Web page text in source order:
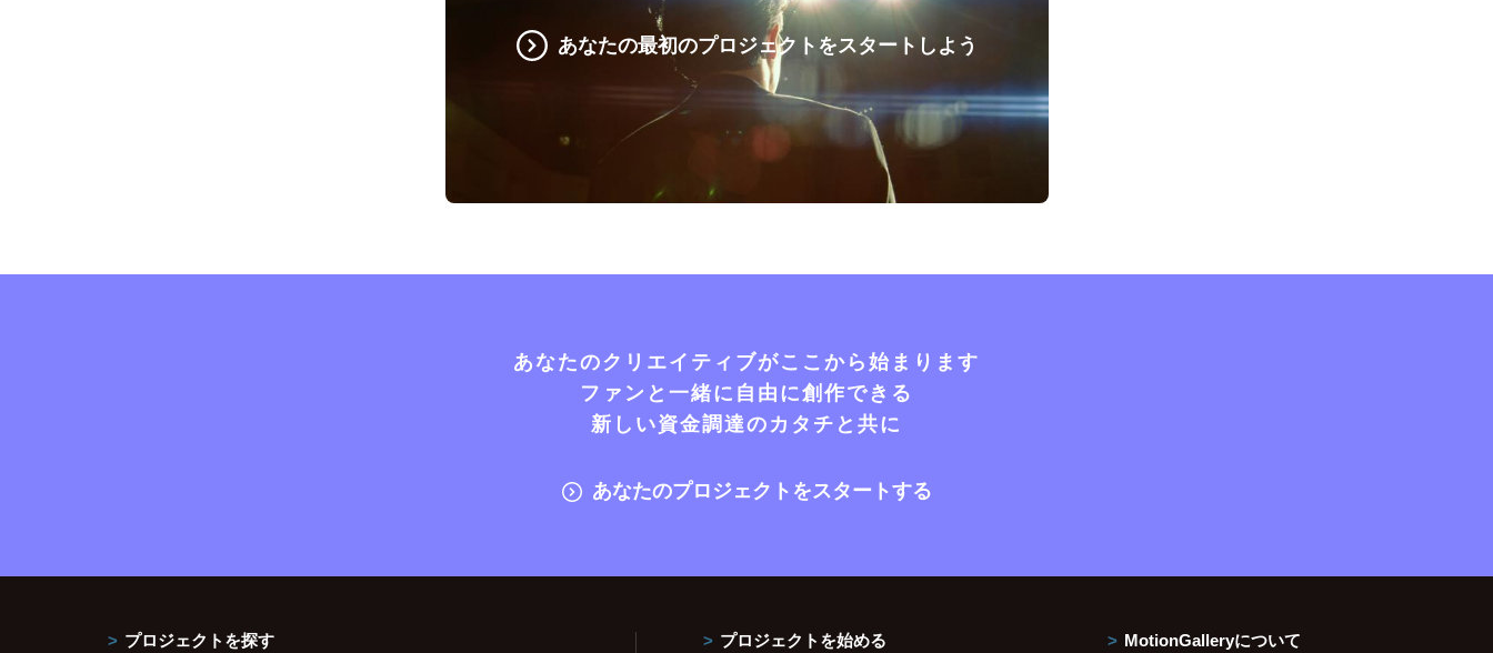
あなたの最初のプロジェクトをスタートしよう
あなたのクリエイティブがここから始まります
ファンと一緒に自由に創作できる
新しい資金調達のカタチと共に
あなたのプロジェクトをスタートする
プロジェクトを探す
プロジェクトを始める
MotionGalleryについて